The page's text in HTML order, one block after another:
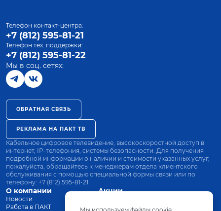
О компании
Новости
Работа в ПАКТ
Акции
Оплата
Телефон контакт-центра:
+7 (812) 595-81-21
Телефон тех. поддержки:
+7 (812) 595-81-22
Мы в соц. сетях:
ОБРАТНАЯ СВЯЗЬ
РЕКЛАМА НА ПАКТ ТВ
Кабельное цифровое телевидение, высокоскоростной доступ в
интернет, IP-телефония, системы безопасности. Для получения
подробной информации о наличии и стоимости указанных услуг,
пожалуйста, обращайтесь к менеджерам отдела клиентского
обслуживания с помощью специальной формы связи или по
телефону: +7 (812) 595-81-21